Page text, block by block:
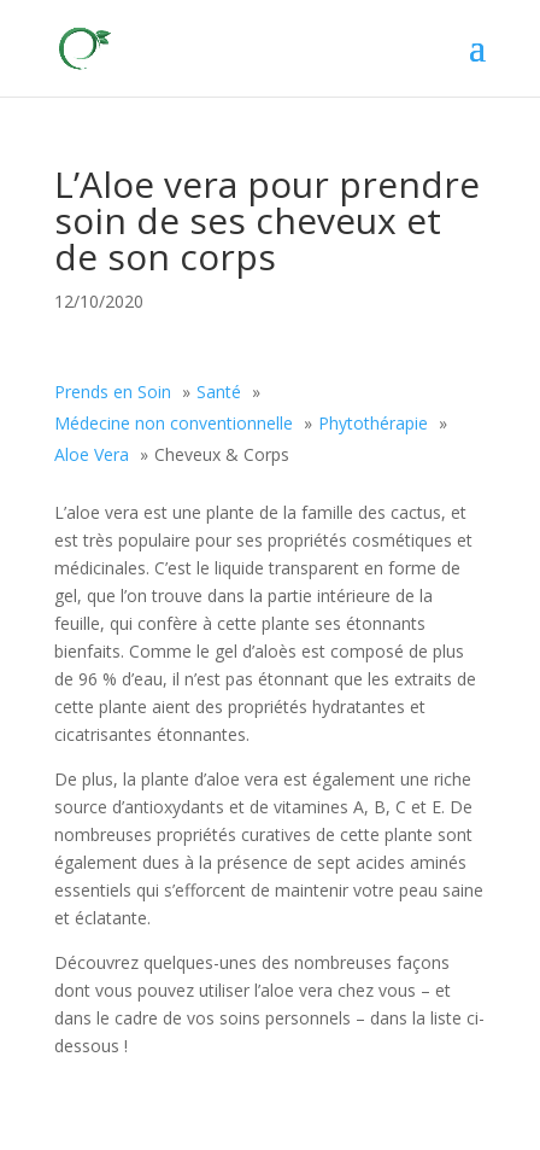
L’Aloe vera pour prendre
soin de ses cheveux et
de son corps
12/10/2020
Prends en Soin
Santé
Médecine non conventionnelle
Phytothérapie
Aloe Vera
Cheveux & Corps
L’aloe vera est une plante de la famille des cactus, et
est très populaire pour ses propriétés cosmétiques et
médicinales. C’est le liquide transparent en forme de
gel, que l’on trouve dans la partie intérieure de la
feuille, qui confère à cette plante ses étonnants
bienfaits. Comme le gel d’aloès est composé de plus
de 96 % d’eau, il n’est pas étonnant que les extraits de
cette plante aient des propriétés hydratantes et
cicatrisantes étonnantes.
De plus, la plante d’aloe vera est également une riche
source d’antioxydants et de vitamines A, B, C et E. De
nombreuses propriétés curatives de cette plante sont
également dues à la présence de sept acides aminés
essentiels qui s’efforcent de maintenir votre peau saine
et éclatante.
Découvrez quelques-unes des nombreuses façons
dont vous pouvez utiliser l’aloe vera chez vous – et
dans le cadre de vos soins personnels – dans la liste ci-
dessous !